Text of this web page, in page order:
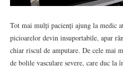
Tot mai mulți pacienți ajung la medic
picioarelor devin insuportabile, apar
chiar riscul de amputare. De cele mai
de bolile vasculare severe, care duc la